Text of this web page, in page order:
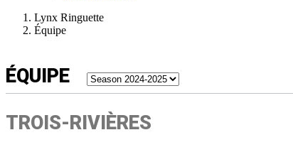
Lynx Ringuette
Équipe
ÉQUIPE
TROIS-RIVIÈRES